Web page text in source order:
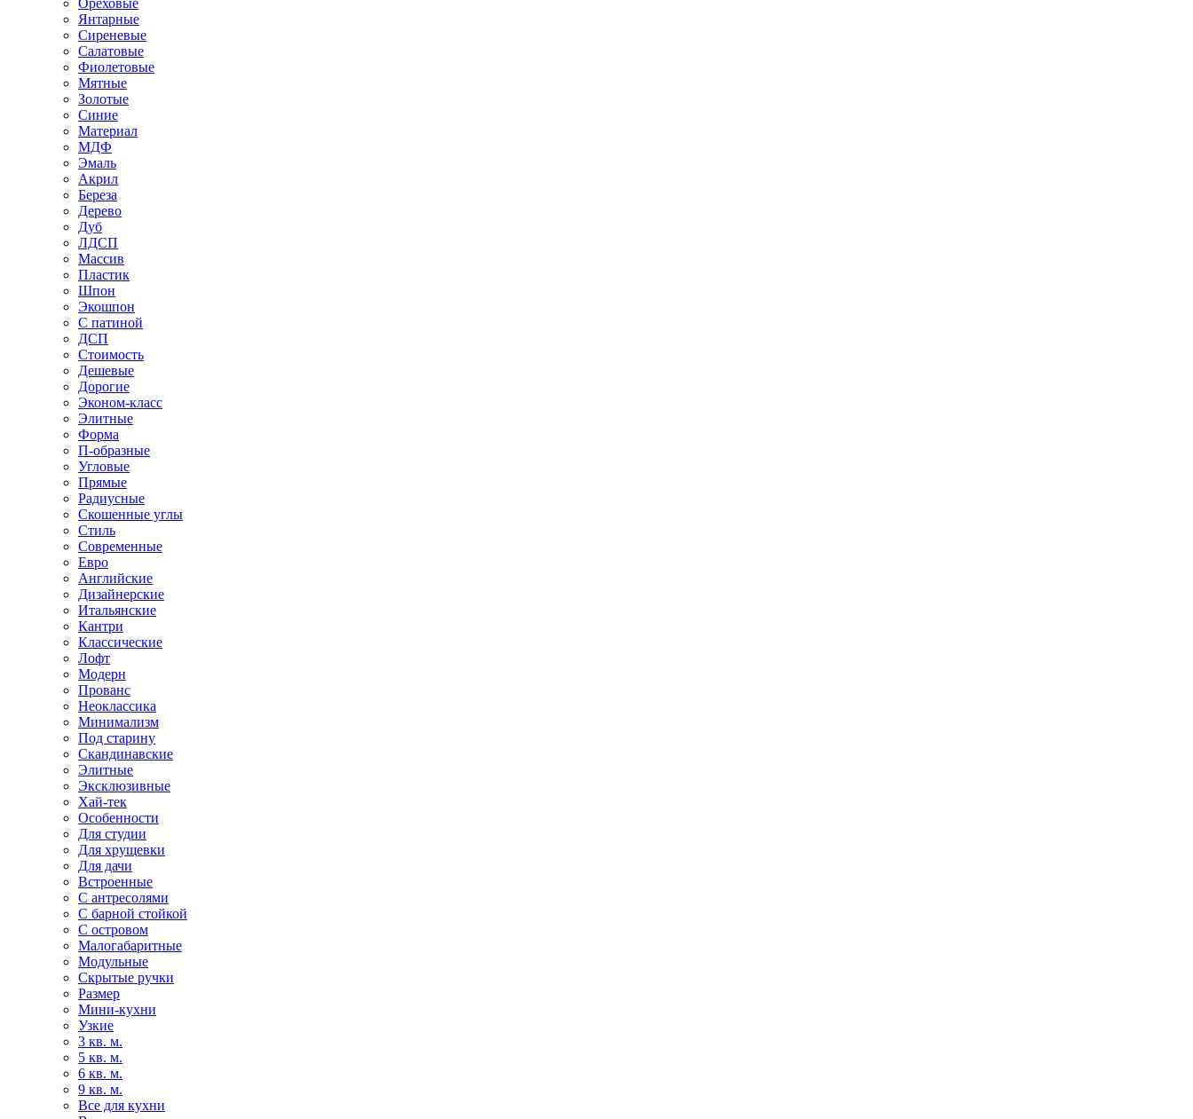
Янтарные
Сиреневые
Салатовые
Фиолетовые
Мятные
Золотые
Синие
Материал
МДФ
Эмаль
Акрил
Береза
Дерево
Дуб
ЛДСП
Массив
Пластик
Шпон
Экошпон
С патиной
ДСП
Стоимость
Дешевые
Дорогие
Эконом-класс
Элитные
Форма
П-образные
Угловые
Прямые
Радиусные
Скошенные углы
Стиль
Современные
Евро
Английские
Дизайнерские
Итальянские
Кантри
Классические
Лофт
Модерн
Прованс
Неоклассика
Минимализм
Под старину
Скандинавские
Элитные
Эксклюзивные
Хай-тек
Особенности
Для студии
Для хрущевки
Для дачи
Встроенные
С антресолями
С барной стойкой
С островом
Малогабаритные
Модульные
Скрытые ручки
Размер
Мини-кухни
Узкие
3 кв. м.
5 кв. м.
6 кв. м.
9 кв. м.
Все для кухни